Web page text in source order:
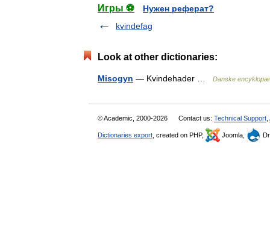
Игры ⚽
Нужен реферат?
kvindefag
Look at other dictionaries:
Misogyn — Kvindehader … Danske
© Academic, 2000-2026 Contact us: Technical Support
Dictionaries export , created on PHP, Joomla,